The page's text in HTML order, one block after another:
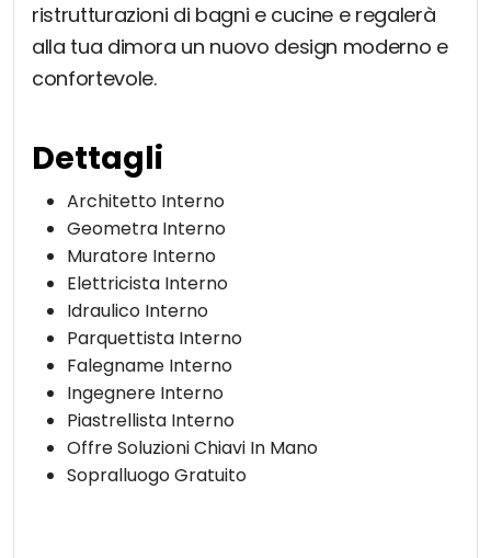
ristrutturazioni di bagni e cucine e regalerà
alla tua dimora un nuovo design moderno e
confortevole.
Dettagli
Architetto Interno
Geometra Interno
Muratore Interno
Elettricista Interno
Idraulico Interno
Parquettista Interno
Falegname Interno
Ingegnere Interno
Piastrellista Interno
Offre Soluzioni Chiavi In Mano
Sopralluogo Gratuito